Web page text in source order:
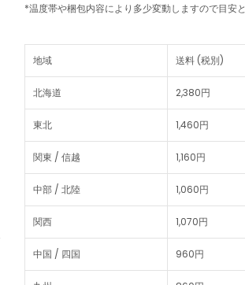
*温度帯や梱包内容により多少変動しますので目安と
地域 送料 (税別)
北海道 2,380円
東北 1,460円
関東 / 信越 1,160円
中部 / 北陸 1,060円
関西 1,070円
中国 / 四国 960円